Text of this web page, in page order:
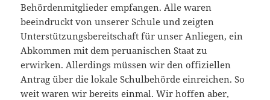
Behördenmitglieder empfangen. Alle waren
beeindruckt von unserer Schule und zeigten
Unterstützungsbereitschaft für unser Anliegen, ein
Abkommen mit dem peruanischen Staat zu
erwirken. Allerdings müssen wir den offiziellen
Antrag über die lokale Schulbehörde einreichen. So
weit waren wir bereits einmal. Wir hoffen aber,